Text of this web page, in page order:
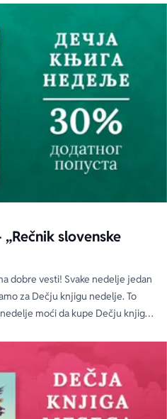
slovenske
dobre vesti! Svake nedelje jedan
za Dečju knjigu nedelje. To
moći da kupe Dečju knjigu
popustom od 30%.